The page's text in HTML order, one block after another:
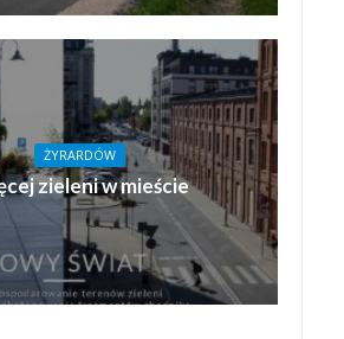
ŻYRARDÓW
zieleni w mieście